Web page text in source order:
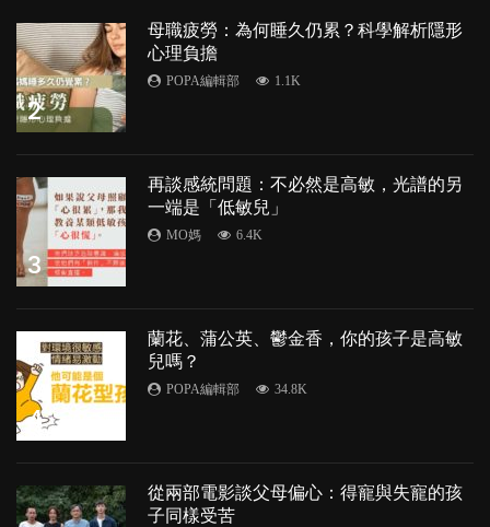
2
母職疲勞：為何睡久仍累？科學解析隱形
心理負擔
POPA編輯部 1.1K
3
再談感統問題：不必然是高敏，光譜的另
一端是「低敏兒」
MO媽 6.4K
4
蘭花、蒲公英、鬱金香，你的孩子是高敏
兒嗎？
POPA編輯部 34.8K
從兩部電影談父母偏心：得寵與失寵的孩
子同樣受苦